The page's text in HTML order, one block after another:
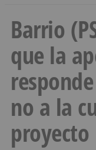
Barrio
que la
no a la
proyecto